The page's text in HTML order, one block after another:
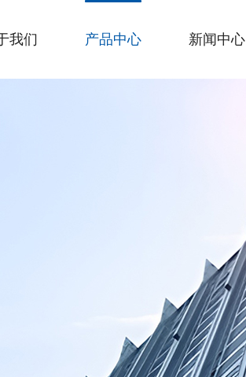
我们 产品中心 新闻中心